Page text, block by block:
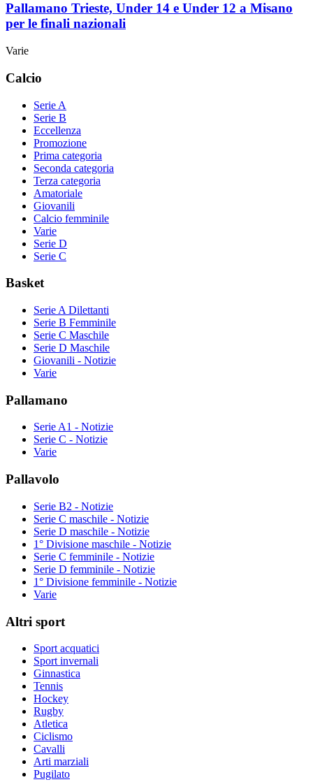
Pallamano Trieste, Under 14 e Under 12 a Misano
per le finali nazionali
Varie
Calcio
Serie A
Serie B
Eccellenza
Promozione
Prima categoria
Seconda categoria
Terza categoria
Amatoriale
Giovanili
Calcio femminile
Varie
Serie D
Serie C
Basket
Serie A Dilettanti
Serie B Femminile
Serie C Maschile
Serie D Maschile
Giovanili - Notizie
Varie
Pallamano
Serie A1 - Notizie
Serie C - Notizie
Varie
Pallavolo
Serie B2 - Notizie
Serie C maschile - Notizie
Serie D maschile - Notizie
1° Divisione maschile - Notizie
Serie C femminile - Notizie
Serie D femminile - Notizie
1° Divisione femminile - Notizie
Varie
Altri sport
Sport acquatici
Sport invernali
Ginnastica
Tennis
Hockey
Rugby
Atletica
Ciclismo
Cavalli
Arti marziali
Pugilato